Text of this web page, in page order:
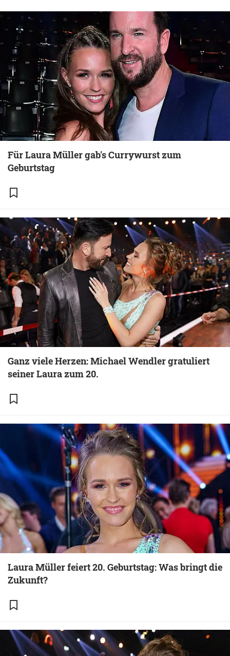
Für Laura Müller gab's Currywurst zum
Geburtstag
Ganz viele Herzen: Michael Wendler gratuliert
seiner Laura zum 20.
Laura Müller feiert 20. Geburtstag: Was bringt die
Zukunft?